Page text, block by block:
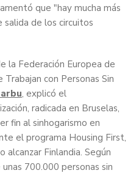
que "hay mucha más
salida de los circuitos
la Federación Europea de
Trabajan con Personas Sin
, explicó el
radicada en Bruselas,
fin al sinhogarismo en
el programa Housing First,
Finlandia. Según
700.000 personas sin